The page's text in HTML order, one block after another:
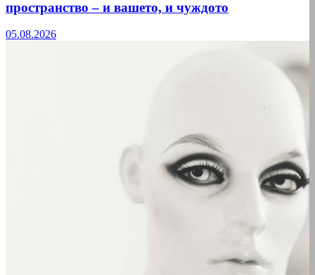
пространство – и вашето, и чуждото
05.08.2026